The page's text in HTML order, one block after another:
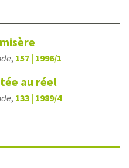
, 157 | 1996/1
au réel
, 133 | 1989/4